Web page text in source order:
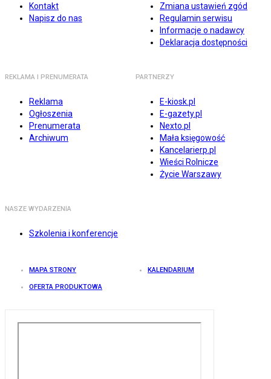
Kontakt
Napisz do nas
Zmiana ustawień zgód
Regulamin serwisu
Informacje o nadawcy
Deklaracja dostępności
REKLAMA I PRENUMERATA
Reklama
Ogłoszenia
Prenumerata
Archiwum
PARTNERZY
E-kiosk.pl
E-gazety.pl
Nexto.pl
Mała księgowość
Kancelarierp.pl
Wieści Rolnicze
Życie Warszawy
NASZE WYDARZENIA
Szkolenia i konferencje
MAPA STRONY KALENDARIUM
OFERTA PRODUKTOWA